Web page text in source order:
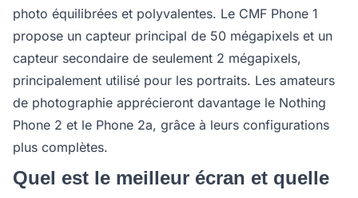
photo équilibrées et polyvalentes. Le CMF Phone 1
propose un capteur principal de 50 mégapixels et un
capteur secondaire de seulement 2 mégapixels,
principalement utilisé pour les portraits. Les amateurs
de photographie apprécieront davantage le Nothing
Phone 2 et le Phone 2a, grâce à leurs configurations
plus complètes.
Quel est le meilleur écran et quelle